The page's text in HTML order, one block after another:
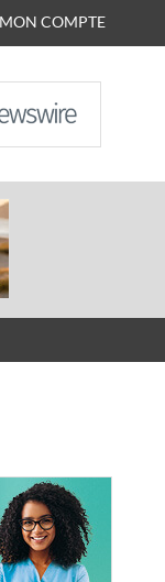
MON COMPTE